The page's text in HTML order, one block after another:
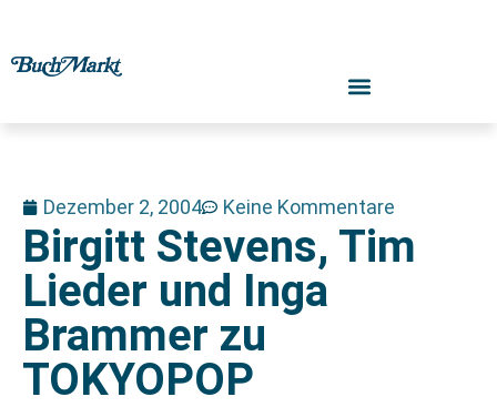
Dezember 2, 2004 Keine Kommentare
Birgitt Stevens, Tim
Lieder und Inga
Brammer zu
TOKYOPOP